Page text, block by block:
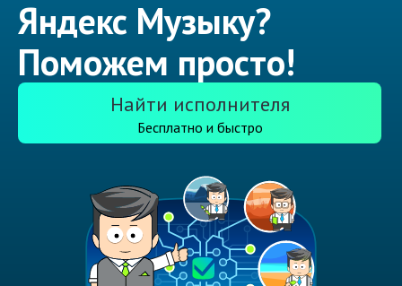
Яндекс Музыку?
Поможем просто!
Найти исполнителя
Бесплатно и быстро